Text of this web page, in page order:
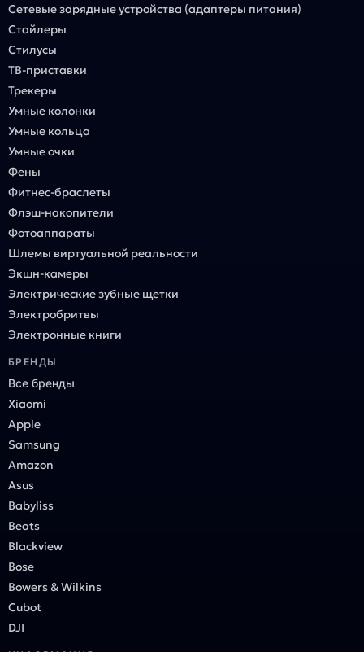
Сетевые зарядные устройства (адаптеры питания)
Стайлеры
Стилусы
ТВ-приставки
Трекеры
Умные колонки
Умные кольца
Умные очки
Фены
Фитнес-браслеты
Флэш-накопители
Фотоаппараты
Шлемы виртуальной реальности
Экшн-камеры
Электрические зубные щетки
Электробритвы
Электронные книги
БРЕНДЫ
Все бренды
Xiaomi
Apple
Samsung
Amazon
Asus
Babyliss
Beats
Blackview
Bose
Bowers & Wilkins
Cubot
DJI